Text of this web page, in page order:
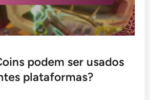
podem ser usados
plataformas?